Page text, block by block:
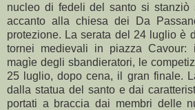
nucleo di fedeli del santo si stanziò
accanto alla chiesa dei Da
protezione. La serata del 24 luglio è
tornei medievali in piazza
magìe degli sbandieratori, le
25 luglio, dopo cena, il gran finale.
dalla statua del santo e dai
portati a braccia dai membri delle